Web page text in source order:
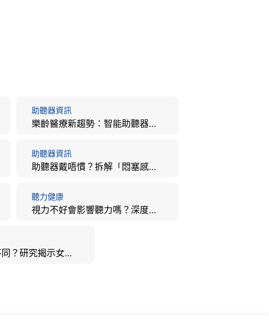
助聽器資訊
樂齡醫療新趨勢：智能助聽器結合 AI 眼底相機，如何全方位守護長者健康？
助聽器資訊
助聽器戴唔慣？拆解「悶塞感」成因、堵耳效應與 4 週適應期全攻略
聽力健康
視力不好會影響聽力嗎？深度拆解大腦「眼耳並用」的科學秘密
男女聽力大不同？研究揭示女性聽覺更靈敏！為何男性更易聽力損失？